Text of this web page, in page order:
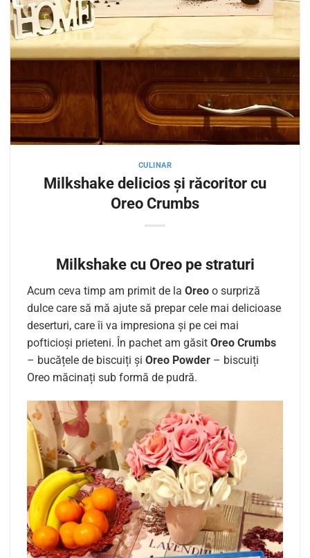
CULINAR
Milkshake delicios și răcoritor cu
Oreo Crumbs
Milkshake cu Oreo pe straturi
Acum ceva timp am primit de la Oreo o surpriză
dulce care să mă ajute să prepar cele mai delicioase
deserturi, care îi va impresiona și pe cei mai
pofticioși prieteni. În pachet am găsit Oreo Crumbs
– bucățele de biscuiți și Oreo Powder – biscuiți
Oreo măcinați sub formă de pudră.